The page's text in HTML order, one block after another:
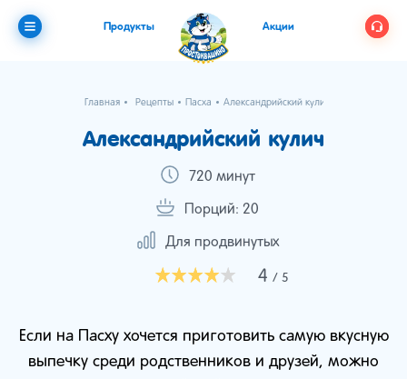
Продукты Акции
Главная Рецепты Пасха Александрийский кулич
Александрийский кулич
720 минут
Порций: 20
Для продвинутых
4 / 5
Если на Пасху хочется приготовить самую вкусную
выпечку среди родственников и друзей, можно